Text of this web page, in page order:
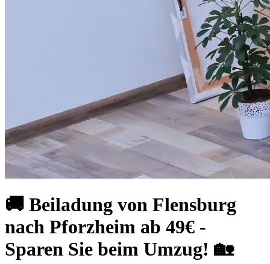
🚚 Beiladung von Flensburg
nach Pforzheim ab 49€ -
Sparen Sie beim Umzug! 🏡